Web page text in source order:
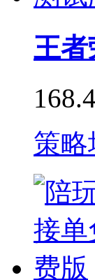
王者
策略